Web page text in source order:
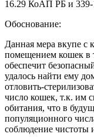
16.29 КоАП РБ и
Обоснование:
Данная мера вкупе с
помещением кошек в
обеспечит
удалось найти ему
отловить-
число кошек, т.к. им
обитания, что в
популяционного
соблюдение чистоты